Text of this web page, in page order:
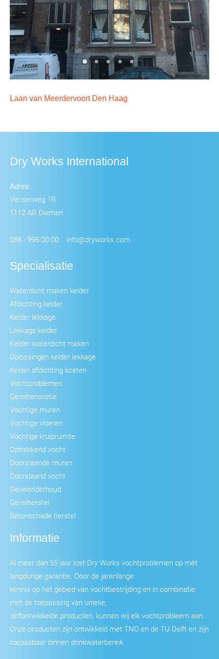
Laan van Meerdervoort Den Haag
Dry Works International
Adres:
Venserweg 1R
1112 AR Diemen
088 - 996 00 00 info@dryworks.com
Specialisatie
Waterdicht maken kelder
Afdichting kelder
Kelder lekkage
Lekkage kelder
Kelder waterdicht maken
Oplossingen kelder lekkage
Kelder afdichting kosten
Vochtproblemen
Gevelrenovatie
Vochtige muren
Vochtige vloeren
Vochtige kruipruimte
Optrekkend vocht
Doorslaande muren
Doorslaand vocht
Gevelonderhoud
Gevelherstel
Betonschade herstel
Informatie
Al meer dan 55 jaar lost Dry Works vochtproblemen op mèt
langdurige garantie. Door de jarenlange
kennis op het gebied van vochtbestrijding en in combinatie
met de toepassing van unieke,
zelfontwikkelde producten, kunnen wij elk vochtprobleem aan.
Onze producten zijn ontwikkeld met TNO en de TU Delft en zijn
toepasbaar binnen drinkwaterbereik.